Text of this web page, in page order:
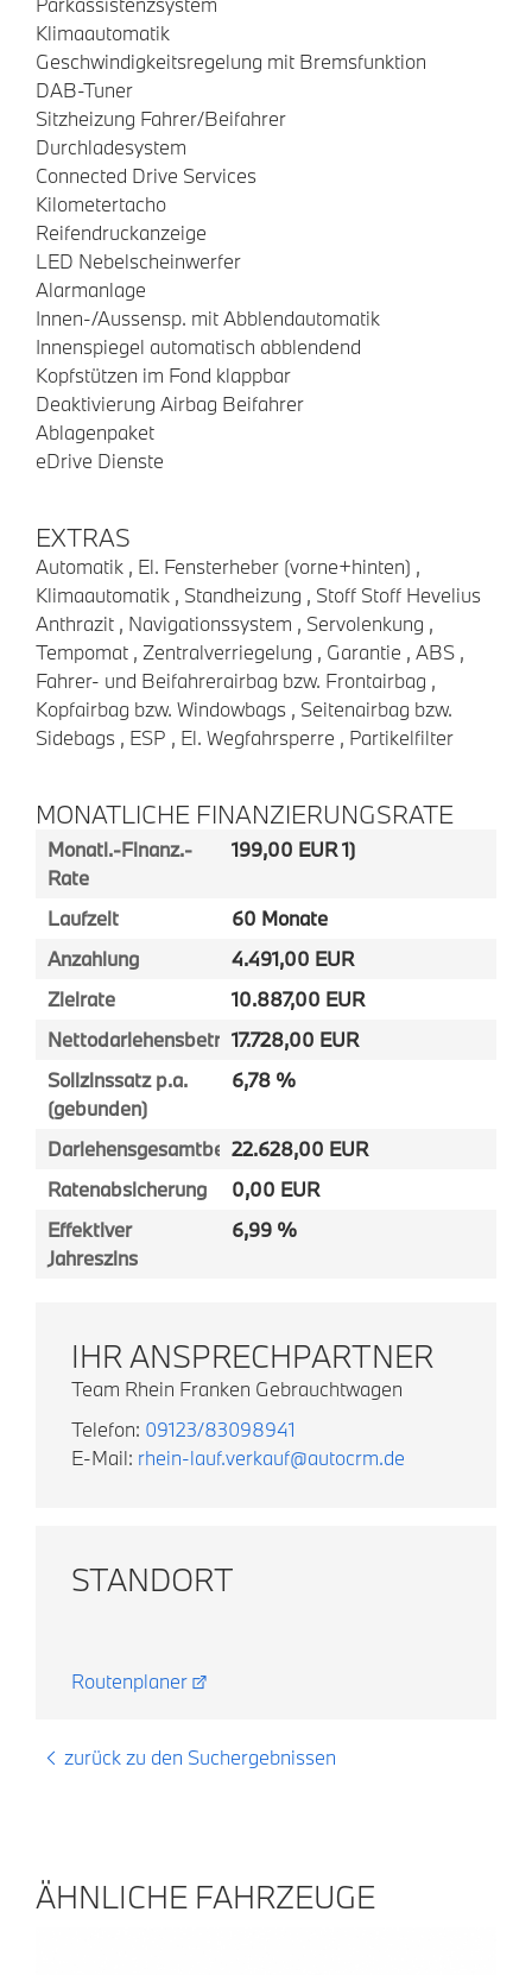
Klimaautomatik
Geschwindigkeitsregelung mit Bremsfunktion
DAB-Tuner
Sitzheizung Fahrer/Beifahrer
Durchladesystem
Connected Drive Services
Kilometertacho
Reifendruckanzeige
LED Nebelscheinwerfer
Alarmanlage
Innen-/Aussensp. mit Abblendautomatik
Innenspiegel automatisch abblendend
Kopfstützen im Fond klappbar
Deaktivierung Airbag Beifahrer
Ablagenpaket
eDrive Dienste
EXTRAS
Automatik , El. Fensterheber (vorne+hinten) ,
Klimaautomatik , Standheizung , Stoff Stoff Hevelius
Anthrazit , Navigationssystem , Servolenkung ,
Tempomat , Zentralverriegelung , Garantie , ABS ,
Fahrer- und Beifahrerairbag bzw. Frontairbag ,
Kopfairbag bzw. Windowbags , Seitenairbag bzw.
Sidebags , ESP , El. Wegfahrsperre , Partikelfilter
MONATLICHE FINANZIERUNGSRATE
Monatl.-Finanz.-
Rate
199,00 EUR 1)
Laufzeit
60 Monate
Anzahlung
4.491,00 EUR
Zielrate
10.887,00 EUR
Nettodarlehensbetrag17.728,00 EUR
Sollzinssatz p.a.
(gebunden)
6,78 %
Darlehensgesamtbetrag22.628,00 EUR
Ratenabsicherung
0,00 EUR
Effektiver
Jahreszins
6,99 %
IHR ANSPRECHPARTNER
Team Rhein Franken Gebrauchtwagen
Telefon: 09123/83098941
E-Mail: rhein-lauf.verkauf@autocrm.de
STANDORT
Routenplaner
zurück zu den Suchergebnissen
ÄHNLICHE FAHRZEUGE